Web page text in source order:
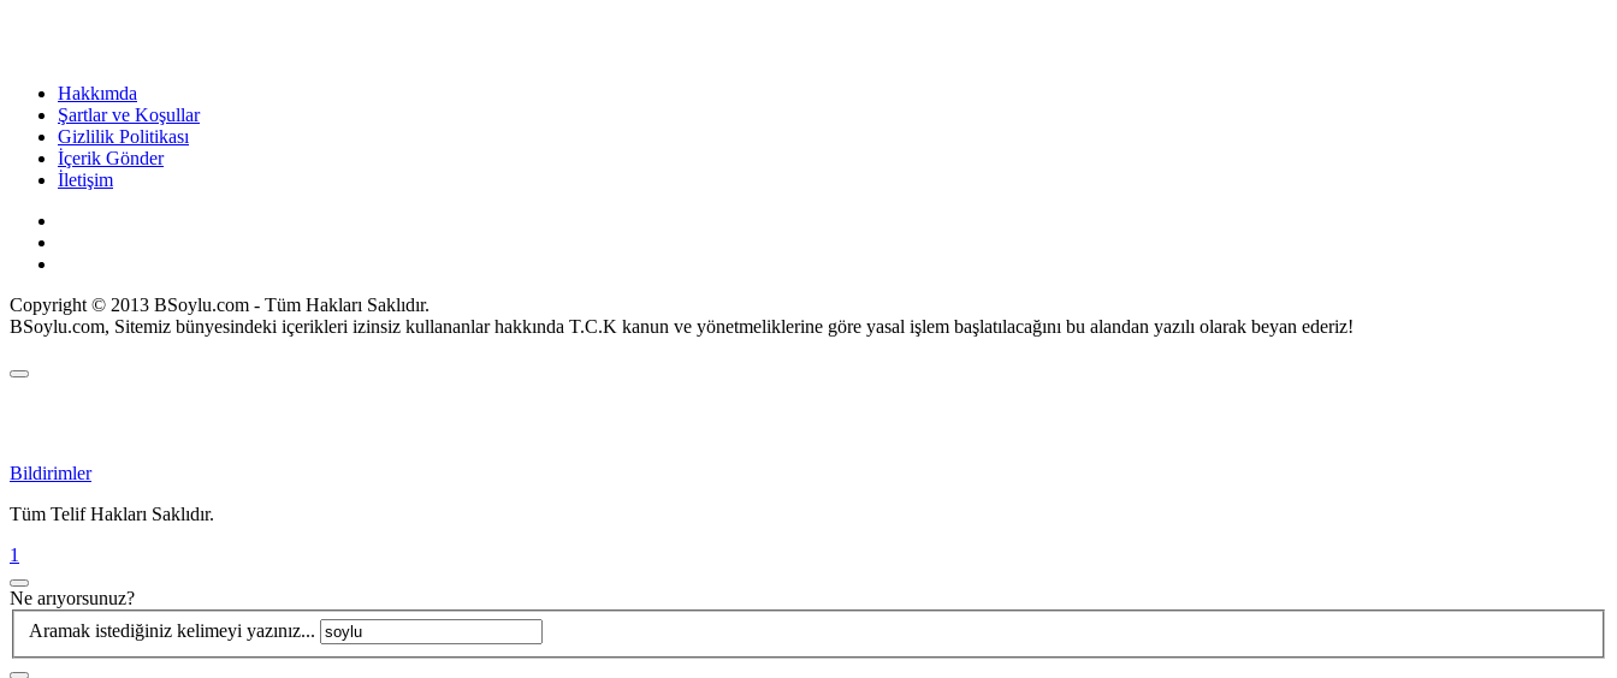
Hakkımda
Şartlar ve Koşullar
Gizlilik Politikası
İçerik Gönder
İletişim
Copyright © 2013 BSoylu.com - Tüm Hakları Saklıdır.
BSoylu.com, Sitemiz bünyesindeki içerikleri izinsiz kullananlar hakkında T.C.K kanun ve yönetmeliklerine göre yasal işlem başlatılacağını bu alandan yazılı olarak beyan ederiz!
Bildirimler
Tüm Telif Hakları Saklıdır.
1
Ne arıyorsunuz?
Aramak istediğiniz kelimeyi yazınız...